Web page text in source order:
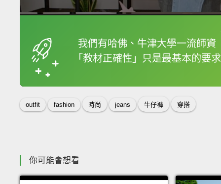
我們有哈佛、牛津大學一流師資
「教材正確性」只是最基本的要求
框選或點兩下字幕可
outfit fashion 時尚 jeans 牛仔褲 穿搭
你可能會想看